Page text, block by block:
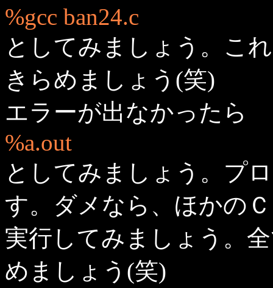
%gcc ban24.c
としてみましょう。こ
きらめましょう(笑)
エラーが出なかったら
%a.out
としてみましょう。プ
す。ダメなら、ほかの
実行してみましょう。
めましょう(笑)